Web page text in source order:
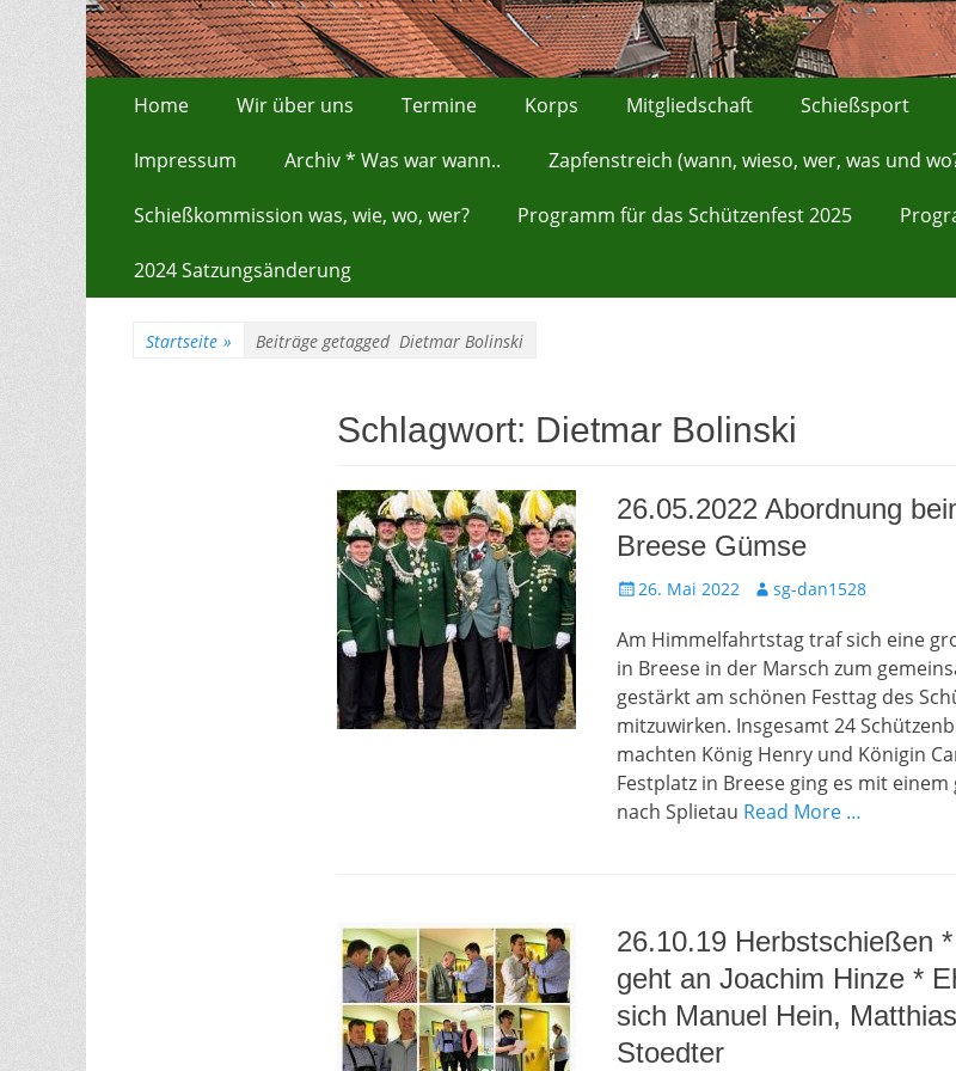
Erstes Menü
Inhalt:
Home Wir über uns Termine Korps Mitgliedschaft Schießsport
Impressum Archiv * Was war wann.. Zapfenstreich (wann, wieso, wer, was und
Schießkommission was, wie, wo, wer? Programm für das Schützenfest 2025
2024 Satzungsänderung
Startseite » Beiträge getagged Dietmar Bolinski
Schlagwort: Dietmar Bolinski
26.05.2022 Abordnung
Breese Gümse
Gepostet
26. Mai 2022 Autorsg-dan1528
Am Himmelfahrtstag traf sich eine
in Breese in der Marsch zum
gestärkt am schönen Festtag des
mitzuwirken. Insgesamt 24
machten König Henry und Königin
Festplatz in Breese ging es mit
nach Splietau Read More …
26.10.19 Herbstschießen
geht an Joachim Hinze *
sich Manuel Hein,
Stoedter